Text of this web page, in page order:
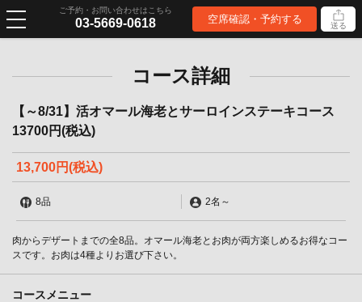
ご予約・お問い合わせはこちら
03-5669-0618 空席確認・予約する 送る
コース詳細
【～8/31】活オマール海老とサーロインステーキコース
13700円(税込)
13,700円(税込)
8品 2名 ～
肉からデザートまでの全8品。オマール海老とお肉が両方楽しめるお得なコー
スです。お肉は4種よりお選び下さい。
コースメニュー